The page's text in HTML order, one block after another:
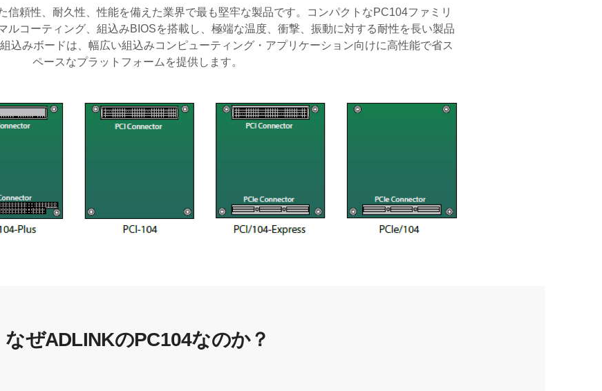
信頼性、耐久性、性能を備えた業界で最も堅牢な製品です。コンパクトなPC104ファミリ
ルコーティング、組込みBIOSを搭載し、極端な温度、衝撃、振動に対する耐性を長い製品
込みボードは、幅広い組込みコンピューティング・アプリケーション向けに高性能で省ス
ペースなプラットフォームを提供します。
なぜADLINKのPC104なのか？